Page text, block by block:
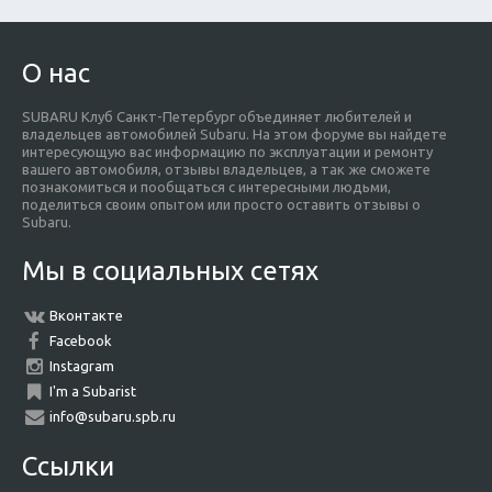
О нас
SUBARU Клуб Санкт-Петербург объединяет любителей и
владельцев автомобилей Subaru. На этом форуме вы найдете
интересующую вас информацию по эксплуатации и ремонту
вашего автомобиля, отзывы владельцев, а так же сможете
познакомиться и пообщаться с интересными людьми,
поделиться своим опытом или просто оставить отзывы о
Subaru.
Мы в социальных сетях
Вконтакте
Facebook
Instagram
I'm a Subarist
info@subaru.spb.ru
Ссылки